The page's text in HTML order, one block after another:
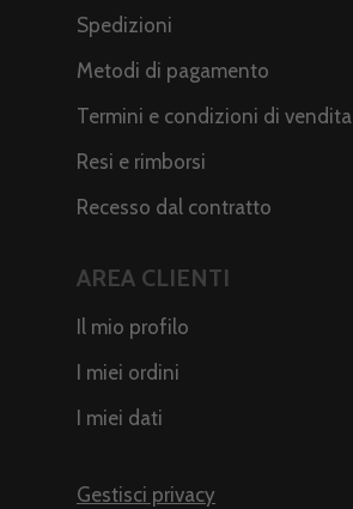
Spedizioni
Metodi di pagamento
Termini e condizioni di vendita
Resi e rimborsi
Recesso dal contratto
AREA CLIENTI
Il mio profilo
I miei ordini
I miei dati
Gestisci privacy